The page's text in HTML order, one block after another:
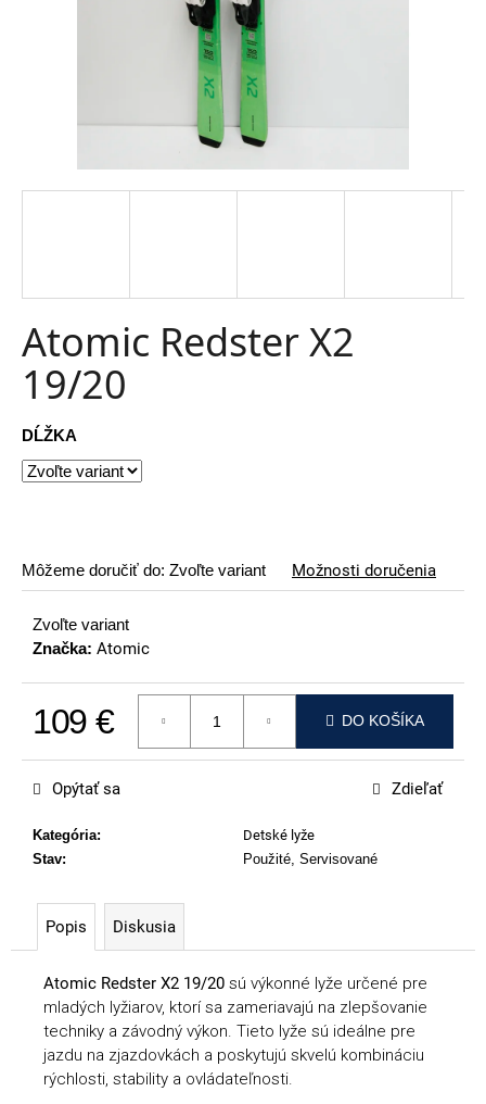
Atomic Redster X2
19/20
DĹŽKA
Môžeme doručiť do: Zvoľte variant Možnosti doručenia
Zvoľte variant
Značka: Atomic
109 €
Jednotková cena:
DO KOŠÍKA
Kategória:
Detské lyže
Stav: Použité, Servisované
Opýtať sa Zdieľať
Popis Diskusia
Atomic Redster X2 19/20 sú výkonné lyže určené pre
mladých lyžiarov, ktorí sa zameriavajú na zlepšovanie
techniky a závodný výkon. Tieto lyže sú ideálne pre
jazdu na zjazdovkách a poskytujú skvelú kombináciu
rýchlosti, stability a ovládateľnosti.
s
O
d
r
ú
č
a
VOLKL
89